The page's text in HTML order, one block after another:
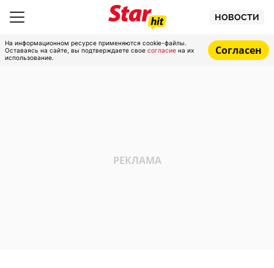
НОВОСТИ
На информационном ресурсе применяются cookie-файлы.
Оставаясь на сайте, вы подтверждаете свое согласие на их
использование.
Согласен